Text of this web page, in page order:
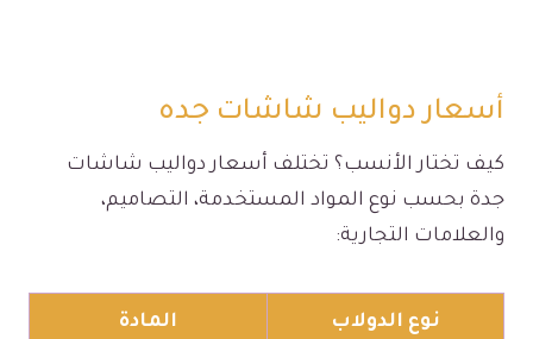
أسعار دواليب شاشات جده
كيف تختار الأنسب؟ تختلف أسعار دواليب شاشات
جدة بحسب نوع المواد المستخدمة، التصاميم،
والعلامات التجارية:
نوع الدولاب المادة